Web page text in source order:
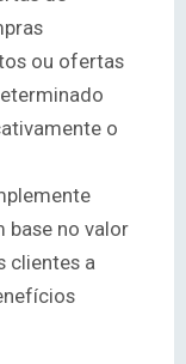
ou ofertas
o
base no valor
clientes a